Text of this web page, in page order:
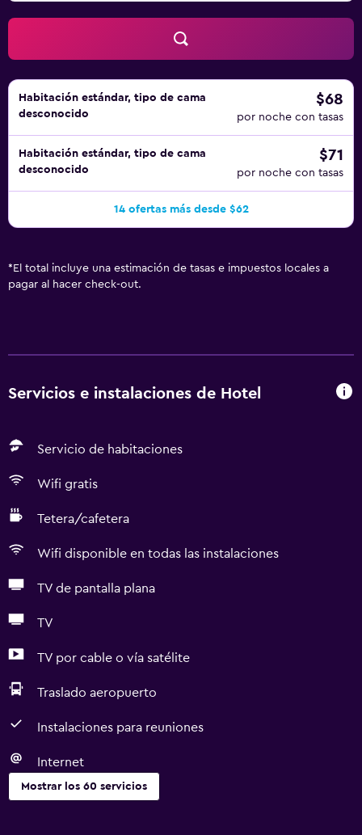
Habitación estándar, tipo de cama
desconocido
$68
por noche con tasas
Habitación estándar, tipo de cama
desconocido
$71
por noche con tasas
14 ofertas más desde $62
* El total incluye una estimación de tasas e impuestos locales a
pagar al hacer check-out.
Servicios e instalaciones de Hotel
Servicio de habitaciones
Wifi gratis
Tetera/cafetera
Wifi disponible en todas las instalaciones
TV de pantalla plana
TV
TV por cable o vía satélite
Traslado aeropuerto
Instalaciones para reuniones
Internet
Mostrar los 60 servicios